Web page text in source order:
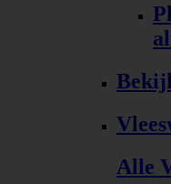
Alle